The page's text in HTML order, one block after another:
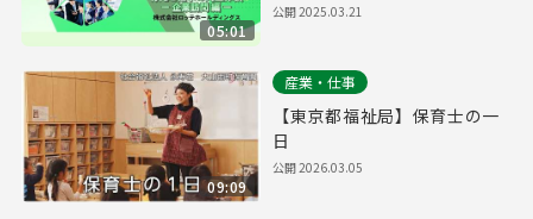
05:01
公開2025.03.21
09:09
産業・仕事
【東京都福祉局】保育士の一
日
公開2026.03.05